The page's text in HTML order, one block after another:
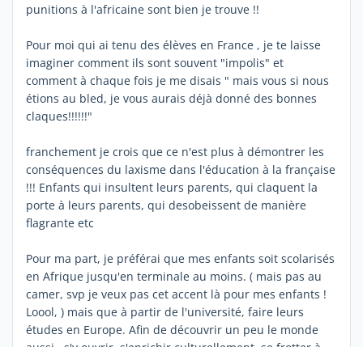
punitions à l'africaine sont bien je trouve !!
Pour moi qui ai tenu des élèves en France , je te laisse
imaginer comment ils sont souvent "impolis" et
comment à chaque fois je me disais " mais vous si nous
étions au bled, je vous aurais déjà donné des bonnes
claques!!!!!!"
franchement je crois que ce n'est plus à démontrer les
conséquences du laxisme dans l'éducation à la française
!!! Enfants qui insultent leurs parents, qui claquent la
porte à leurs parents, qui desobeissent de manière
flagrante etc
Pour ma part, je préférai que mes enfants soit scolarisés
en Afrique jusqu'en terminale au moins. ( mais pas au
camer, svp je veux pas cet accent là pour mes enfants !
Loool, ) mais que à partir de l'université, faire leurs
études en Europe. Afin de découvrir un peu le monde